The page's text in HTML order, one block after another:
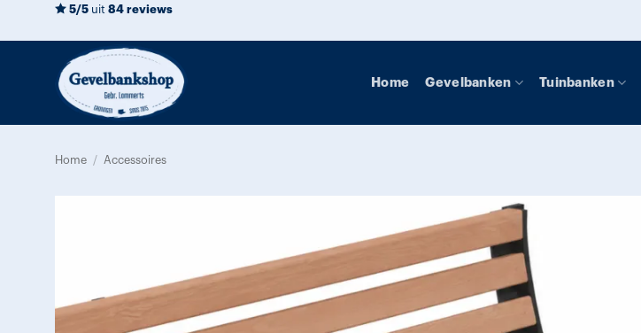
5/5 uit 84 reviews
Home Gevelbanken Tuinbanken
Home / Accessoires